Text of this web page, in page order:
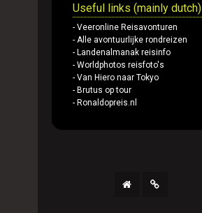
Useful links (mainly dutch)
- Veeronline Reisavonturen
- Alle avontuurlijke rondreizen
- Landenalmanak reisinfo
- Worldphotos reisfoto's
- Van Hiero naar Tokyo
- Brutus op tour
- Ronaldopreis.nl